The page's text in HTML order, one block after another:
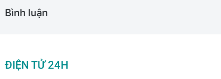
Bình luận
ĐIỆN TỬ 24H